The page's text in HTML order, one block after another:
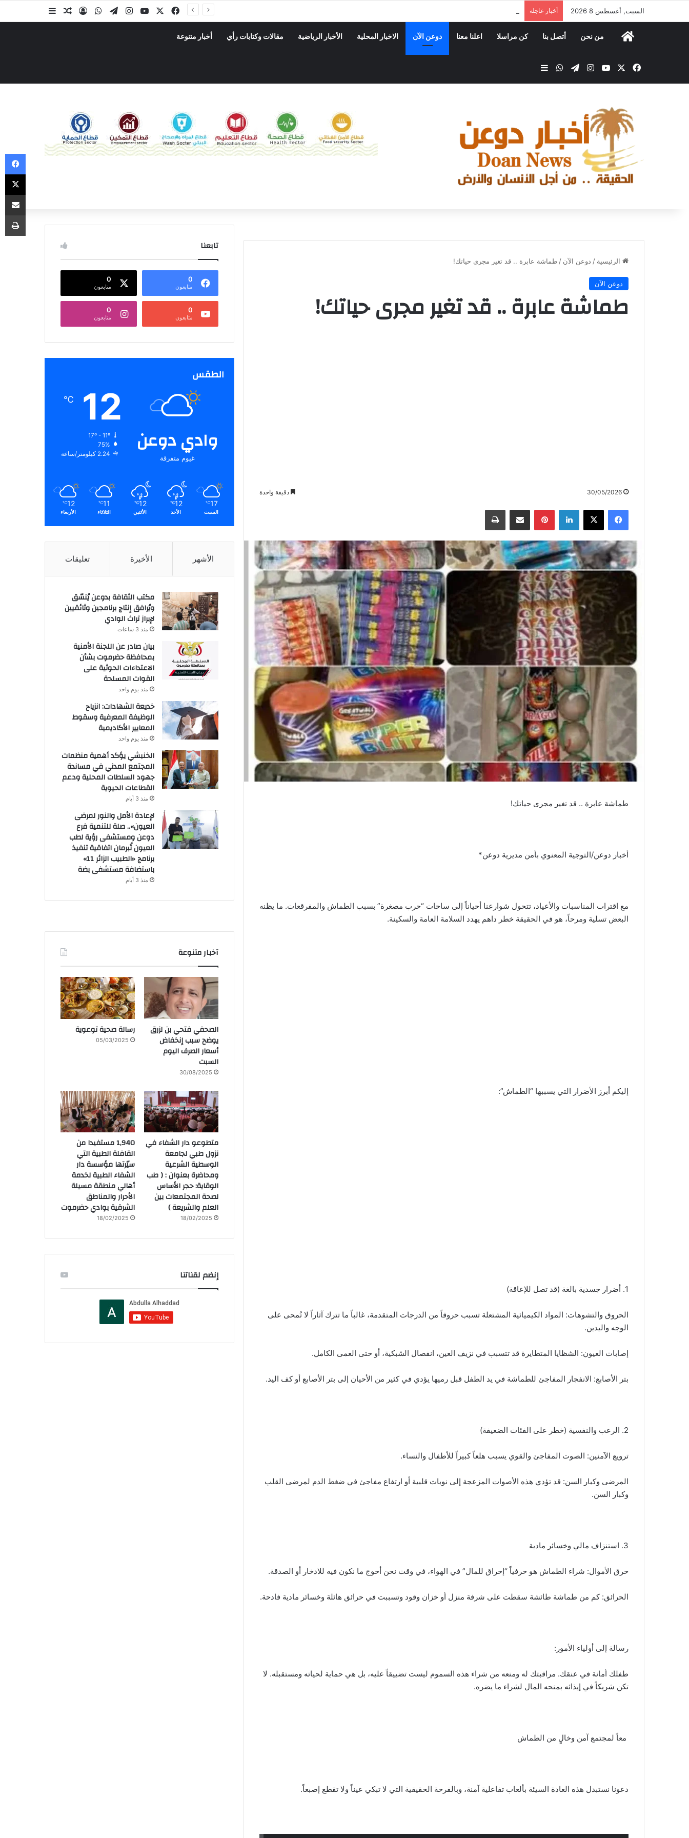
السبت, أغسطس 8 2026 أخبار عاجلة
من نحن أتصل بنا كن مراسلا اعلنا معنا دوعن الآن الاخبار المحلية الأخبار الرياضية مقالات وكتابات رأي أخبار متنوعة
الرئيسية / دوعن الآن / ​طماشة عابرة .. قد تغير مجرى حياتك!
دوعن الآن
​طماشة عابرة .. قد تغير مجرى حياتك!
30/05/2026 دقيقة واحدة
​طماشة عابرة .. قد تغير مجرى حياتك!
أخبار دوعن/التوجية المعنوي بأمن مديرية دوعن*
​مع اقتراب المناسبات والأعياد، تتحول شوارعنا أحياناً إلى ساحات “حرب مصغرة” بسبب الطماش والمفرقعات. ما يظنه
البعض تسلية ومرحاً، هو في الحقيقة خطر داهم يهدد السلامة العامة والسكينة.
​إليكم أبرز الأضرار التي يسببها “الطماش”:
​1. أضرار جسدية بالغة (قد تصل للإعاقة)
​الحروق والتشوهات: المواد الكيميائية المشتعلة تسبب حروقاً من الدرجات المتقدمة، غالباً ما تترك آثاراً لا تُمحى على
الوجه واليدين.
​إصابات العيون: الشظايا المتطايرة قد تتسبب في نزيف العين، انفصال الشبكية، أو حتى العمى الكامل.
​بتر الأصابع: الانفجار المفاجئ للطماشة في يد الطفل قبل رميها يؤدي في كثير من الأحيان إلى بتر الأصابع أو كف اليد.
​2. الرعب والنفسية (خطر على الفئات الضعيفة)
​ترويع الآمنين: الصوت المفاجئ والقوي يسبب هلعاً كبيراً للأطفال والنساء.
​المرضى وكبار السن: قد تؤدي هذه الأصوات المزعجة إلى نوبات قلبية أو ارتفاع مفاجئ في ضغط الدم لمرضى القلب
وكبار السن.
​3. استنزاف مالي وخسائر مادية
​حرق الأموال: شراء الطماش هو حرفياً “إحراق للمال” في الهواء، في وقت نحن أحوج ما نكون فيه للادخار أو الصدقة.
​الحرائق: كم من طماشة طائشة سقطت على شرفة منزل أو خزان وقود وتسببت في حرائق هائلة وخسائر مادية فادحة.
​رسالة إلى أولياء الأمور:
​طفلك أمانة في عنقك. مراقبتك له ومنعه من شراء هذه السموم ليست تضييقاً عليه، بل هي حماية لحياته ومستقبله. لا
تكن شريكاً في إيذائه بمنحه المال لشراء ما يضره.
​ معاً لمجتمع آمن وخالٍ من الطماش
​دعونا نستبدل هذه العادة السيئة بألعاب تفاعلية آمنة، وبالفرحة الحقيقية التي لا تبكي عيناً ولا تقطع إصبعاً.
تابعنا
0
متابعون
0
متابعون
0
متابعون
0
متابعون
الطقس
وادي دوعن
غيوم متفرقة
12
℃
17º - 11º
75%
2.24 كيلومتر/ساعة
17
℃
السبت
12
℃
الأحد
12
℃
الأثنين
11
℃
الثلاثاء
12
℃
الأربعاء
الأشهر الأخيرة تعليقات
مكتب الثقافة بدوعن يُنسّق
ويُرافق إنتاج برنامجين وثائقيين
لإبراز تراث الوادي
منذ 3 ساعات
بيان صادر عن اللجنة الأمنية
بمحافظة حضرموت بشأن
الاعتداءات الحوثية على
القوات المسلحة
منذ يوم واحد
خديعة الشهادات: انزياح
الوظيفة المعرفية وسقوط
المعايير الأكاديمية
منذ يوم واحد
الخنبشي يؤكد أهمية منظمات
المجتمع المدني في مساندة
جهود السلطات المحلية ودعم
القطاعات الحيوية
منذ 3 أيام
لإعادة الأمل والنور لمرضى
العيون».. صلة للتنمية فرع
دوعن ومستشفى رؤية لطب
العيون تُبرمان اتفاقية تنفيذ
برنامج «الطبيب الزائر 11»
باستضافة مستشفى بضة
منذ 3 أيام
آخبار متنوعة
الصحفي فتحي بن لزرق
يوضح سبب إنخفاض
أسعار الصرف اليوم
السبت
30/08/2025
رسالة صحية توعوية
05/03/2025
متطوعو دار الشفاء في
نزول طبي لجامعة
الوسطية الشرعية
ومحاضرة بعنوان : ( طب
الوقاية: حجر الأساس
لصحة المجتمعات بين
العلم والشريعة )
18/02/2025
1,940 مستفيدا من
القافلة الطبية التي
سيّرتها مؤسسة دار
الشفاء الطبية لخدمة
أهالي منطقة مسيلة
الأحرار والمناطق
الشرقية بوادي حضرموت
18/02/2025
إنضم لقناتنا